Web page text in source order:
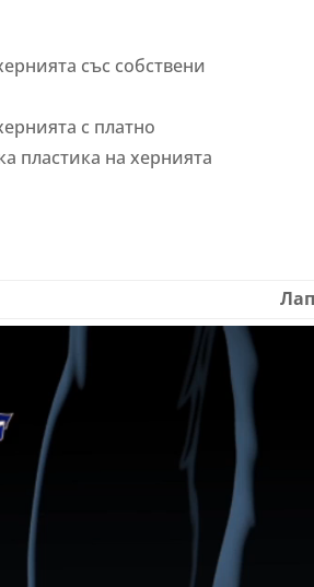
със собствени
с платно
пластика на хернията